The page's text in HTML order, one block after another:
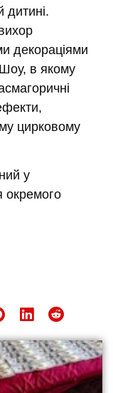
дитині.
декораціями
в якому
цирковому
у
окремого